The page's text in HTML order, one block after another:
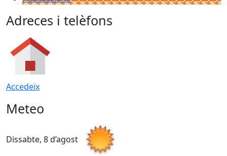
Adreces i telèfons
Accedeix
Meteo
Dissabte, 8 d’agost